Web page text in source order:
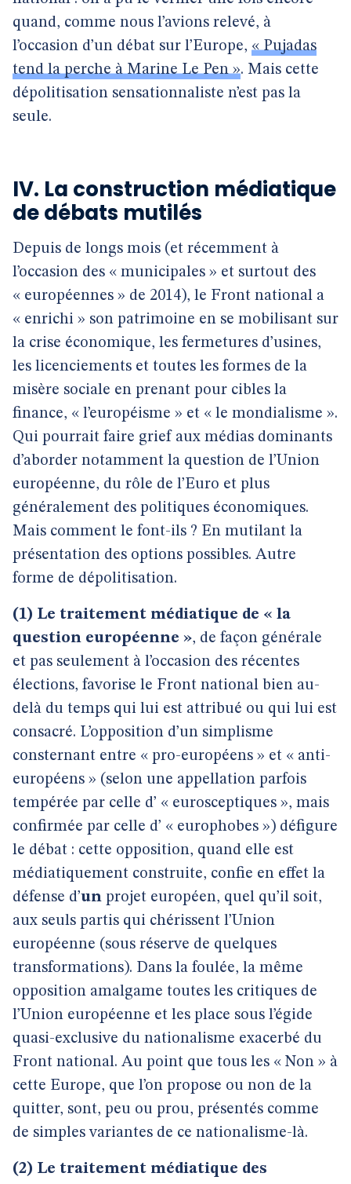
quand, comme nous l’avions relevé, à
l’occasion d’un débat sur l’Europe, « Pujadas
tend la perche à Marine Le Pen ». Mais cette
dépolitisation sensationnaliste n’est pas la
seule.
IV. La construction médiatique
de débats mutilés
Depuis de longs mois (et récemment à
l’occasion des « municipales » et surtout des
« européennes » de 2014), le Front national a
« enrichi » son patrimoine en se mobilisant sur
la crise économique, les fermetures d’usines,
les licenciements et toutes les formes de la
misère sociale en prenant pour cibles la
finance, « l’européisme » et « le mondialisme ».
Qui pourrait faire grief aux médias dominants
d’aborder notamment la question de l’Union
européenne, du rôle de l’Euro et plus
généralement des politiques économiques.
Mais comment le font-ils ? En mutilant la
présentation des options possibles. Autre
forme de dépolitisation.
(1) Le traitement médiatique de « la
question européenne », de façon générale
et pas seulement à l’occasion des récentes
élections, favorise le Front national bien au-
delà du temps qui lui est attribué ou qui lui est
consacré. L’opposition d’un simplisme
consternant entre « pro-européens » et « anti-
européens » (selon une appellation parfois
tempérée par celle d’ « eurosceptiques », mais
confirmée par celle d’ « europhobes ») défigure
le débat : cette opposition, quand elle est
médiatiquement construite, confie en effet la
défense d’un projet européen, quel qu’il soit,
aux seuls partis qui chérissent l’Union
européenne (sous réserve de quelques
transformations). Dans la foulée, la même
opposition amalgame toutes les critiques de
l’Union européenne et les place sous l’égide
quasi-exclusive du nationalisme exacerbé du
Front national. Au point que tous les « Non » à
cette Europe, que l’on propose ou non de la
quitter, sont, peu ou prou, présentés comme
de simples variantes de ce nationalisme-là.
(2) Le traitement médiatique des